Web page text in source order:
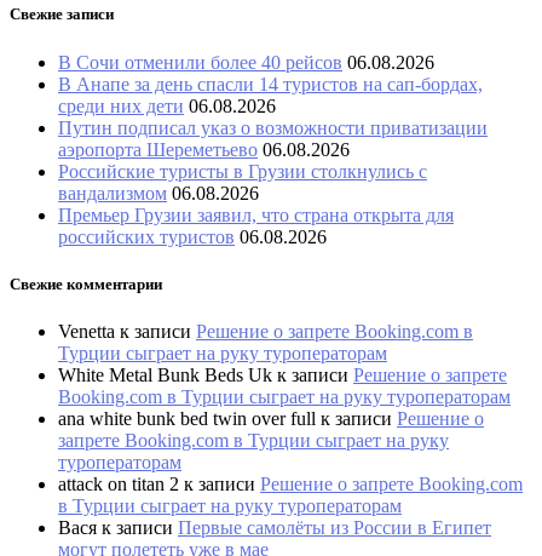
Свежие записи
В Сочи отменили более 40 рейсов 06.08.2026
В Анапе за день спасли 14 туристов на сап-бордах,
среди них дети 06.08.2026
Путин подписал указ о возможности приватизации
аэропорта Шереметьево 06.08.2026
Российские туристы в Грузии столкнулись с
вандализмом 06.08.2026
Премьер Грузии заявил, что страна открыта для
российских туристов 06.08.2026
Свежие комментарии
Venetta к записи Решение о запрете Booking.com в
Турции сыграет на руку туроператорам
White Metal Bunk Beds Uk к записи Решение о запрете
Booking.com в Турции сыграет на руку туроператорам
ana white bunk bed twin over full к записи Решение о
запрете Booking.com в Турции сыграет на руку
туроператорам
attack on titan 2 к записи Решение о запрете Booking.com
в Турции сыграет на руку туроператорам
Вася к записи Первые самолёты из России в Египет
могут полететь уже в мае